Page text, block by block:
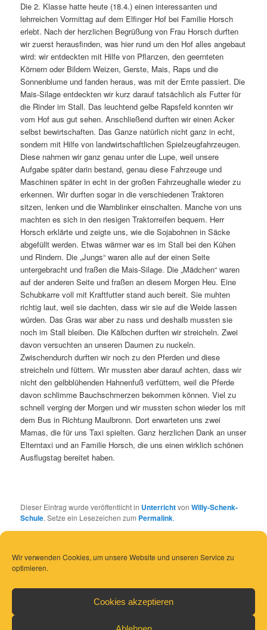
Wir verwenden Cookies, um unsere Website und unseren Service zu
optimieren.
Cookies akzeptieren
Die 2. Klasse hatte heute (18.4.) einen interessanten und
lehrreichen Vormittag auf dem Elfinger Hof bei Familie Horsch
erlebt. Nach der herzlichen Begrüßung von Frau Horsch durften
wir zuerst herausfinden, was hier rund um den Hof alles angebaut
wird: wir entdeckten mit Hilfe von Pflanzen, den geernteten
Körnern oder Bildern Weizen, Gerste, Mais, Raps und die
Sonnenblume und fanden heraus, was mit der Ernte passiert. Die
Mais-Silage entdeckten wir kurz darauf tatsächlich als Futter für
die Rinder im Stall. Das leuchtend gelbe Rapsfeld konnten wir
vom Hof aus gut sehen. Anschließend durften wir einen Acker
selbst bewirtschaften. Das Ganze natürlich nicht ganz in echt,
sondern mit Hilfe von landwirtschaftlichen Spielzeugfahrzeugen.
Diese nahmen wir ganz genau unter die Lupe, weil unsere
Aufgabe später darin bestand, genau diese Fahrzeuge und
Maschinen später in echt in der großen Fahrzeughalle wieder zu
erkennen. Wir durften sogar in die verschiedenen Traktoren
sitzen, lenken und die Warnblinker einschalten. Manche von uns
machten es sich in den riesigen Traktorreifen bequem. Herr
Horsch erklärte und zeigte uns, wie die Sojabohnen in Säcke
abgefüllt werden. Etwas wärmer war es im Stall bei den Kühen
und Rindern. Die „Jungs“ waren alle auf der einen Seite
untergebracht und fraßen die Mais-Silage. Die „Mädchen“ waren
auf der anderen Seite und fraßen an diesem Morgen Heu. Eine
Schubkarre voll mit Kraftfutter stand auch bereit. Sie muhten
richtig laut, weil sie dachten, dass wir sie auf die Weide lassen
würden. Das Gras war aber zu nass und deshalb mussten sie
noch im Stall bleiben. Die Kälbchen durften wir streicheln. Zwei
davon versuchten an unseren Daumen zu nuckeln.
Zwischendurch durften wir noch zu den Pferden und diese
streicheln und füttern. Wir mussten aber darauf achten, dass wir
nicht den gelbblühenden Hahnenfuß verfüttern, weil die Pferde
davon schlimme Bauchschmerzen bekommen können. Viel zu
schnell verging der Morgen und wir mussten schon wieder los mit
dem Bus in Richtung Maulbronn. Dort erwarteten uns zwei
Mamas, die für uns Taxi spielten. Ganz herzlichen Dank an unser
Elterntaxi und an Familie Horsch, die uns einen wirklich schönen
Ausflugstag bereitet haben.
Dieser Eintrag wurde veröffentlicht in UnterrichtvonWilly-Schenk-
Schule. Setze ein Lesezeichen zum Permalink.